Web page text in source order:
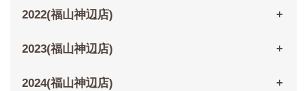
2022(福山神辺店)
2023(福山神辺店)
2024(福山神辺店)